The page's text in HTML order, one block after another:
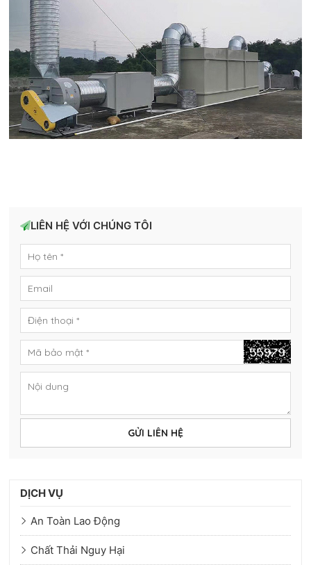
LIÊN HỆ VỚI CHÚNG TÔI
GỬI LIÊN HỆ
DỊCH VỤ
An Toàn Lao Động
Chất Thải Nguy Hại